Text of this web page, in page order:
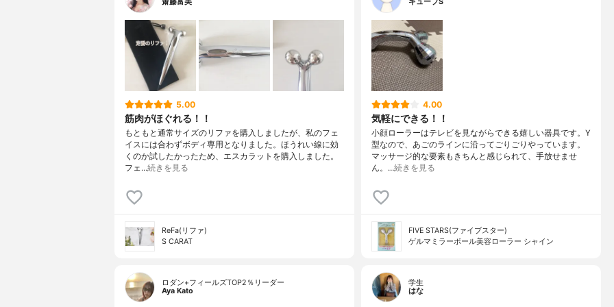
5.00
筋肉がほぐれる！！
もともと通常サイズのリファを購入しましたが、私のフェ
イスには合わずボディ専用となりました。ほうれい線に効
くのか試したかったため、エスカラットを購入しました。
フェ…続きを見る
ReFa(リファ)
S CARAT
4.00
気軽にできる！！
小顔ローラーはテレビを見ながらできる嬉しい器具です。Y
型なので、あごのラインに沿ってごりごりやっています。
マッサージ的な要素もきちんと感じられて、手放せませ
ん。…続きを見る
FIVE STARS(ファイブスター)
ゲルマミラーボール美容ローラー シャイン
ロダン+フィールズTOP2％リーダー
Aya Kato
学生
はな